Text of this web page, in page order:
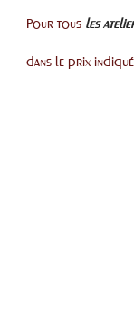
Pour tous les
dans le prix indiqué